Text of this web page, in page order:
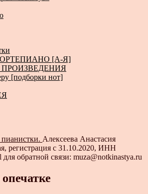
[А-Я]
[подборки нот]
Алексеева Анастасия
регистрация с 31.10.2020, ИНН
обратной связи: muza@notkinastya.ru